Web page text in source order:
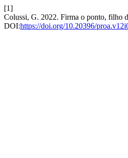
[1]
Colussi, G. 2022. Firma o ponto, filho
DOI:https://doi.org/10.20396/